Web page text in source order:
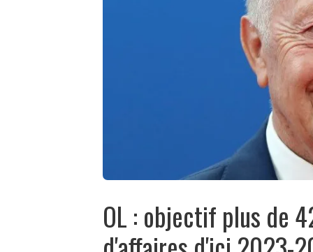
OL : objectif plus de